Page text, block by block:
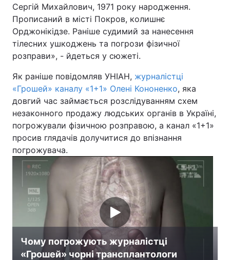
Сергій Михайлович, 1971 року народження.
Прописаний в місті Покров, колишнє
Орджонікідзе. Раніше судимий за нанесення
тілесних ушкоджень та погрози фізичної
розправи», - йдеться у сюжеті.
Як раніше повідомляв УНІАН, журналістці
«Грошей» каналу «1+1» Олені Кононенко, яка
довгий час займається розслідуванням схем
незаконного продажу людських органів в Україні,
погрожували фізичною розправою, а канал «1+1»
просив глядачів долучитися до впізнання
погрожувача.
Чому погрожують журналістці
«Грошей» чорні трансплантологи